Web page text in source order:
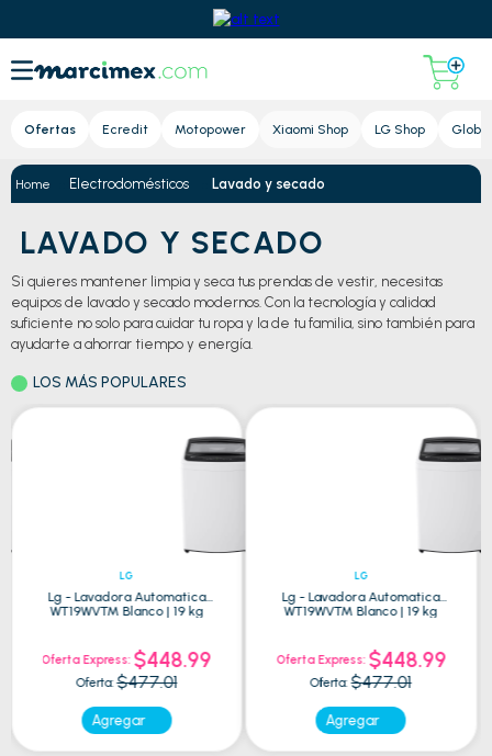
Ofertas Ecredit Motopower Xiaomi Shop LG Shop Global
Electrodomésticos Lavado y secado
LAVADO Y SECADO
Si quieres mantener limpia y seca tus prendas de vestir, necesitas
equipos de lavado y secado modernos. Con la tecnología y calidad
suficiente no solo para cuidar tu ropa y la de tu familia, sino también para
ayudarte a ahorrar tiempo y energía.
LOS MÁS POPULARES
LG
Lg - Lavadora Automatica
WT19WVTM Blanco | 19 kg
Oferta Express: $448.99
Oferta: $477.01
Agregar
LG
Lg - Lavadora Automatica
WT19WVTM Blanco | 19 kg
Oferta Express: $448.99
Oferta: $477.01
Agregar